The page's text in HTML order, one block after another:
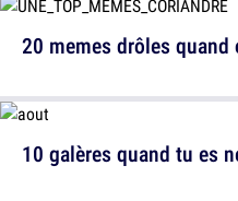
10 galères quand tu es
20 memes drôles